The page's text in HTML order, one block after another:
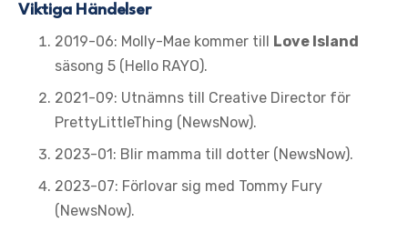
Viktiga Händelser
2019-06: Molly-Mae kommer till Love Island
säsong 5 (Hello RAYO).
2021-09: Utnämns till Creative Director för
PrettyLittleThing (NewsNow).
2023-01: Blir mamma till dotter (NewsNow).
2023-07: Förlovar sig med Tommy Fury
(NewsNow).